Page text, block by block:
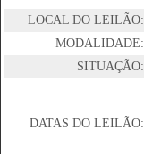
LOCAL DO LEILÃO:
MODALIDADE:
SITUAÇÃO:
DATAS DO LEILÃO: